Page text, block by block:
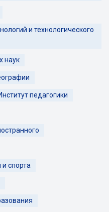
и технологического
наук
педагогики
спорта